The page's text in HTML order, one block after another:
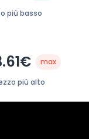
più basso
max
più alto